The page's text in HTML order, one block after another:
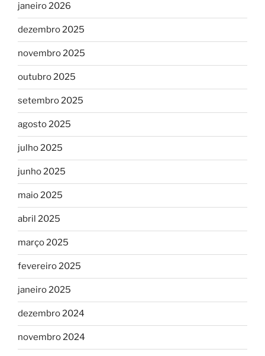
janeiro 2026
dezembro 2025
novembro 2025
outubro 2025
setembro 2025
agosto 2025
julho 2025
junho 2025
maio 2025
abril 2025
março 2025
fevereiro 2025
janeiro 2025
dezembro 2024
novembro 2024